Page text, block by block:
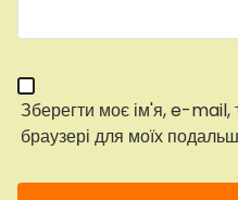
Зберегти моє ім'я, e-mail,
браузері для моїх